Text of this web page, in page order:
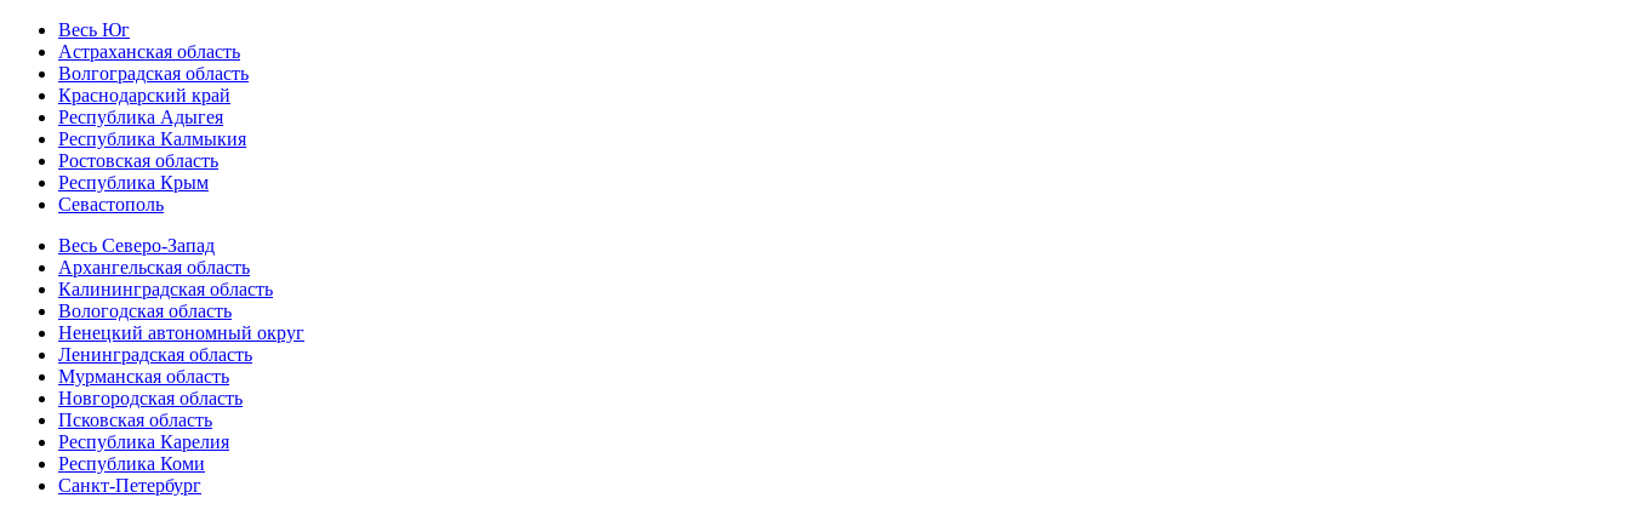
Весь Юг
Астраханская область
Волгоградская область
Краснодарский край
Республика Адыгея
Республика Калмыкия
Ростовская область
Республика Крым
Севастополь
Весь Северо-Запад
Архангельская область
Калининградская область
Вологодская область
Ненецкий автономный округ
Ленинградская область
Мурманская область
Новгородская область
Псковская область
Республика Карелия
Республика Коми
Санкт-Петербург